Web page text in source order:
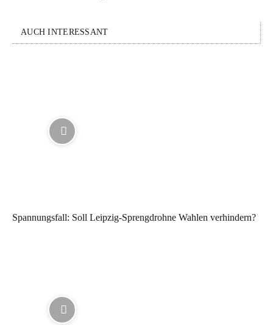
AUCH INTERESSANT
Spannungsfall: Soll Leipzig-Sprengdrohne Wahlen verhindern?